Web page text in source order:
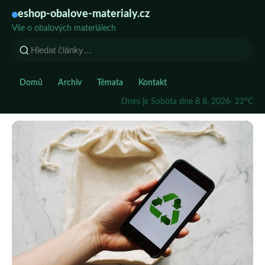
eshop-obalove-materialy.cz
Vše o obalových materiálech
Domů Archiv Témata Kontakt
Dnes je Sobota dne 8 8. 2026· 22°C